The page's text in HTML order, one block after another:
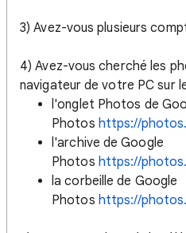
3) Avez-vous plusieurs
4) Avez-vous cherché les
navigateur de votre PC sur
l'onglet Photos de
Photos https://
l'archive de Google
Photos https://
la corbeille de Google
Photos https://